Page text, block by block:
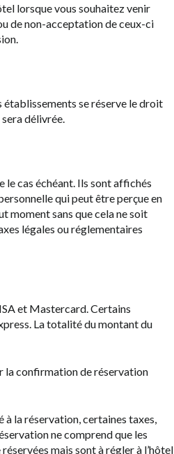
lorsque vous souhaitez venir
de non-acceptation de ceux-ci
établissements se réserve le droit
délivrée.
le cas échéant. Ils sont affichés
qui peut être perçue en
moment sans que cela ne soit
légales ou réglementaires
et Mastercard. Certains
La totalité du montant du
la confirmation de réservation
la réservation, certaines taxes,
ne comprend que les
mais sont à régler à l’hôtel